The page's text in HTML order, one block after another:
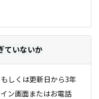
ていないか
しくは更新日から3年
ン画面またはお電話